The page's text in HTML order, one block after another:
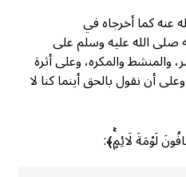
عنه كما أخرجاه في
صلى الله عليه وسلم على
والمنشط والمكره، وعلى أثرة
وعلى أن نقول بالحق أينما كنا لا
لَوْمَةَ لَائِمٍۚ﴾: